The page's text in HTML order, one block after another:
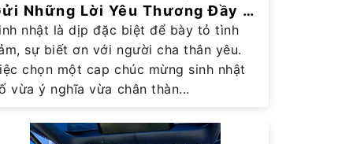
Những Lời Yêu Thương Đầy Ý
nhật là dịp đặc biệt để bày tỏ tình
sự biết ơn với người cha thân yêu.
chọn một cap chúc mừng sinh nhật
vừa ý nghĩa vừa chân thàn...